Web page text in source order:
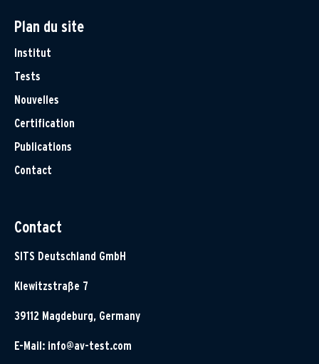
Plan du site
Institut
Tests
Nouvelles
Certification
Publications
Contact
Contact
SITS Deutschland GmbH
Klewitzstraße 7
39112 Magdeburg, Germany
E-Mail: info@av-test.com